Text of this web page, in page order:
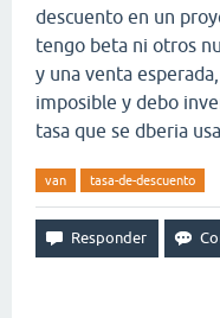
descuento en un
tengo beta ni otros
y una venta
imposible y debo
tasa que se dberia
van tasa-de-descuento